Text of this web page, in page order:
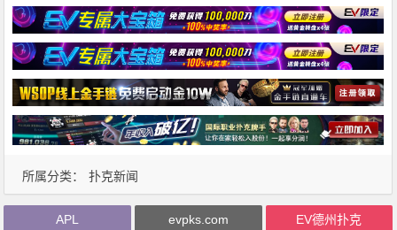
所属分类： 扑克新闻
APL evpks.com EV德州扑克